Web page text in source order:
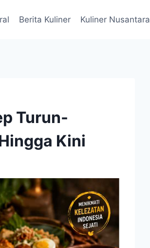
Berita Kuliner Kuliner Nusantara
Turun-
Kini